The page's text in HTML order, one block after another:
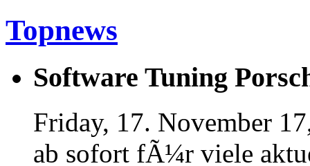
Topnews
Software Tuning
Friday, 17. November
ab sofort fÃ¼r viele